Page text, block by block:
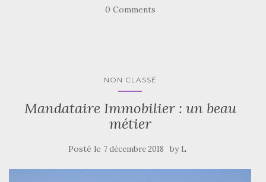
0 Comments
NON CLASSÉ
Mandataire Immobilier : un beau
métier
Posté le 7 décembre 2018 by L